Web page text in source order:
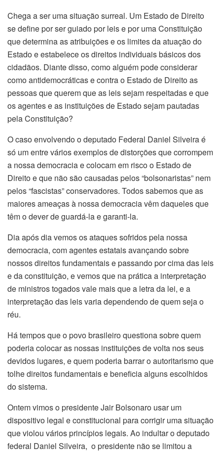
Chega a ser uma situação surreal. Um Estado de Direito
se define por ser guiado por leis e por uma Constituição
que determina as atribuições e os limites da atuação do
Estado e estabelece os direitos individuais básicos dos
cidadãos. Diante disso, como alguém pode considerar
como antidemocráticas e contra o Estado de Direito as
pessoas que querem que as leis sejam respeitadas e que
os agentes e as instituições de Estado sejam pautadas
pela Constituição?
O caso envolvendo o deputado Federal Daniel Silveira é
só um entre vários exemplos de distorções que corrompem
a nossa democracia e colocam em risco o Estado de
Direito e que não são causadas pelos “bolsonaristas” nem
pelos “fascistas” conservadores. Todos sabemos que as
maiores ameaças à nossa democracia vêm daqueles que
têm o dever de guardá-la e garanti-la.
Dia após dia vemos os ataques sofridos pela nossa
democracia, com agentes estatais avançando sobre
nossos direitos fundamentais e passando por cima das leis
e da constituição, e vemos que na prática a interpretação
de ministros togados vale mais que a letra da lei, e a
interpretação das leis varia dependendo de quem seja o
réu.
Há tempos que o povo brasileiro questiona sobre quem
poderia colocar as nossas instituições de volta nos seus
devidos lugares, e quem poderia barrar o autoritarismo que
tolhe direitos fundamentais e beneficia alguns escolhidos
do sistema.
Ontem vimos o presidente Jair Bolsonaro usar um
dispositivo legal e constitucional para corrigir uma situação
que violou vários princípios legais. Ao indultar o deputado
federal Daniel Silveira, o presidente não se limitou a